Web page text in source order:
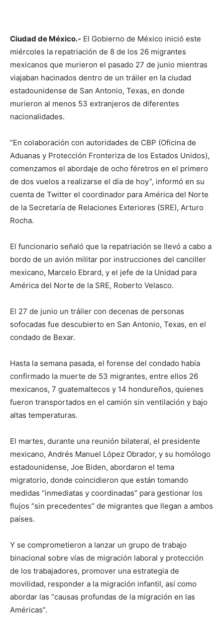
Ciudad de México.- El Gobierno de México inició este
miércoles la repatriación de 8 de los 26 migrantes
mexicanos que murieron el pasado 27 de junio mientras
viajaban hacinados dentro de un tráiler en la ciudad
estadounidense de San Antonio, Texas, en donde
murieron al menos 53 extranjeros de diferentes
nacionalidades.
“En colaboración con autoridades de CBP (Oficina de
Aduanas y Protección Fronteriza de los Estados Unidos),
comenzamos el abordaje de ocho féretros en el primero
de dos vuelos a realizarse el día de hoy”, informó en su
cuenta de Twitter el coordinador para América del Norte
de la Secretaría de Relaciones Exteriores (SRE), Arturo
Rocha.
El funcionario señaló que la repatriación se llevó a cabo a
bordo de un avión militar por instrucciones del canciller
mexicano, Marcelo Ebrard, y el jefe de la Unidad para
América del Norte de la SRE, Roberto Velasco.
El 27 de junio un tráiler con decenas de personas
sofocadas fue descubierto en San Antonio, Texas, en el
condado de Bexar.
Hasta la semana pasada, el forense del condado había
confirmado la muerte de 53 migrantes, entre ellos 26
mexicanos, 7 guatemaltecos y 14 hondureños, quienes
fueron transportados en el camión sin ventilación y bajo
altas temperaturas.
El martes, durante una reunión bilateral, el presidente
mexicano, Andrés Manuel López Obrador, y su homólogo
estadounidense, Joe Biden, abordaron el tema
migratorio, donde coincidieron que están tomando
medidas “inmediatas y coordinadas” para gestionar los
flujos “sin precedentes” de migrantes que llegan a ambos
países.
Y se comprometieron a lanzar un grupo de trabajo
binacional sobre vías de migración laboral y protección
de los trabajadores, promover una estrategia de
movilidad, responder a la migración infantil, así como
abordar las “causas profundas de la migración en las
Américas”.